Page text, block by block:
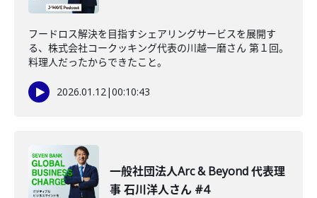
フードロス解決を目指すシェアリングサービスを展開す
る、株式会社コークッキング代表の川越一磨さん 第１回。
料理人だったからできたこと。
2026.01.12|00:10:43
一般社団法人Arc & Beyond 代表理
事 石川洋人さん #4